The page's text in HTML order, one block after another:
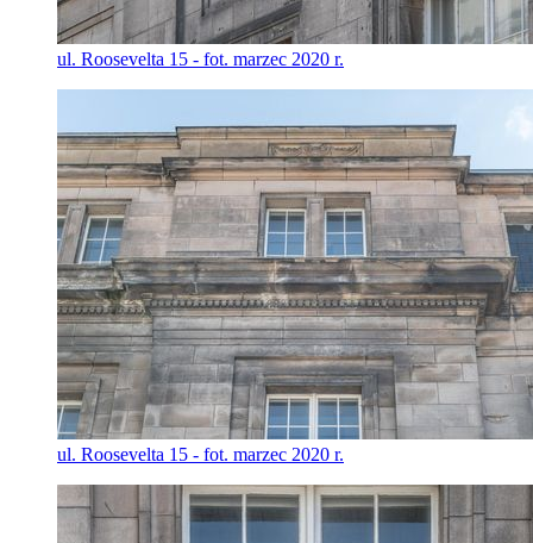
ul. Roosevelta 15 - fot. marzec 2020 r.
ul. Roosevelta 15 - fot. marzec 2020 r.